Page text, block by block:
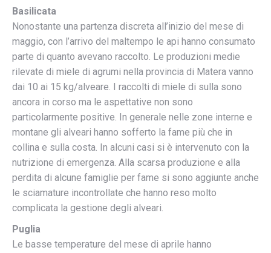
Basilicata
Nonostante una partenza discreta all’inizio del mese di
maggio, con l’arrivo del maltempo le api hanno consumato
parte di quanto avevano raccolto. Le produzioni medie
rilevate di miele di agrumi nella provincia di Matera vanno
dai 10 ai 15 kg/alveare. I raccolti di miele di sulla sono
ancora in corso ma le aspettative non sono
particolarmente positive. In generale nelle zone interne e
montane gli alveari hanno sofferto la fame più che in
collina e sulla costa. In alcuni casi si è intervenuto con la
nutrizione di emergenza. Alla scarsa produzione e alla
perdita di alcune famiglie per fame si sono aggiunte anche
le sciamature incontrollate che hanno reso molto
complicata la gestione degli alveari.
Puglia
Le basse temperature del mese di aprile hanno